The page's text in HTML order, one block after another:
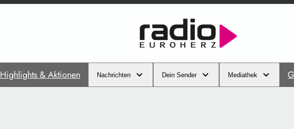
Highlights & Aktionen Nachrichten Dein Sender Mediathek